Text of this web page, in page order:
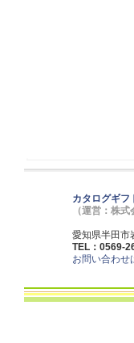
カタログギ
（運営：株
愛知県半田市
TEL：0569-
お問い合わせ